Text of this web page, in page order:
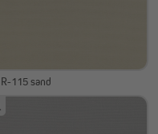
R-115 sand